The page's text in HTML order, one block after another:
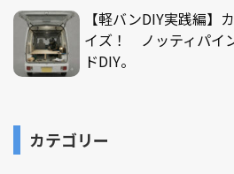
【軽バンDIY実践編】
イズ！ ノッティパイ
ドDIY。
カテゴリー